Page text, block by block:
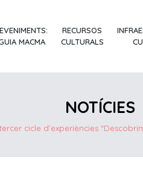
MACMA
RECURSOS
CULTURALS
NOTÍCIES
cicle d’experiències